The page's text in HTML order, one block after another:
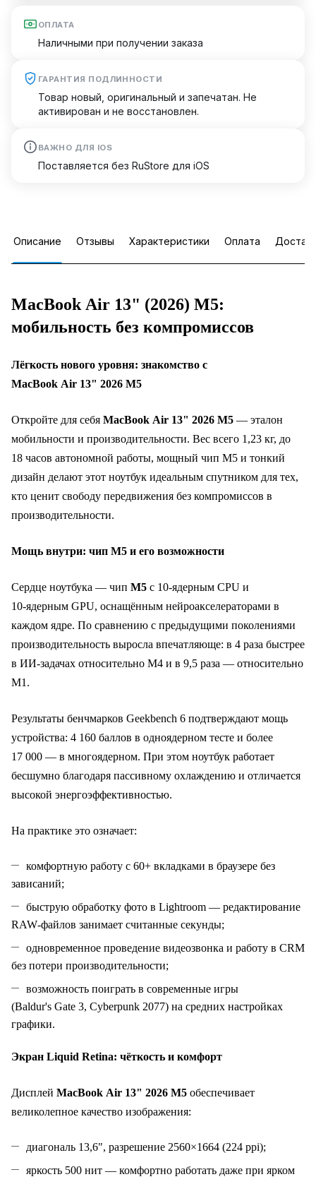
ОПЛАТА
Наличными при получении заказа
ГАРАНТИЯ ПОДЛИННОСТИ
Товар новый, оригинальный и запечатан. Не
активирован и не восстановлен.
ВАЖНО ДЛЯ IOS
Поставляется без RuStore для iOS
Описание Отзывы Характеристики Оплата
MacBook Air 13" (2026) M5:
мобильность без компромиссов
Лёгкость нового уровня: знакомство с
MacBook Air 13" 2026 M5
Откройте для себя MacBook Air 13" 2026 M5 — эталон
мобильности и производительности. Вес всего 1,23 кг, до
18 часов автономной работы, мощный чип M5 и тонкий
дизайн делают этот ноутбук идеальным спутником для тех,
кто ценит свободу передвижения без компромиссов в
производительности.
Мощь внутри: чип M5 и его возможности
Сердце ноутбука — чип M5 с 10‑ядерным CPU и
10‑ядерным GPU, оснащённым нейроакселераторами в
каждом ядре. По сравнению с предыдущими поколениями
производительность выросла впечатляюще: в 4 раза быстрее
в ИИ‑задачах относительно M4 и в 9,5 раза — относительно
M1.
Результаты бенчмарков Geekbench 6 подтверждают мощь
устройства: 4 160 баллов в одноядерном тесте и более
17 000 — в многоядерном. При этом ноутбук работает
бесшумно благодаря пассивному охлаждению и отличается
высокой энергоэффективностью.
На практике это означает:
комфортную работу с 60+ вкладками в браузере без
зависаний;
быструю обработку фото в Lightroom — редактирование
RAW‑файлов занимает считанные секунды;
одновременное проведение видеозвонка и работу в CRM
без потери производительности;
возможность поиграть в современные игры
(Baldur's Gate 3, Cyberpunk 2077) на средних настройках
графики.
Экран Liquid Retina: чёткость и комфорт
Дисплей MacBook Air 13" 2026 M5 обеспечивает
великолепное качество изображения:
диагональ 13,6", разрешение 2560×1664 (224 ppi);
яркость 500 нит — комфортно работать даже при ярком